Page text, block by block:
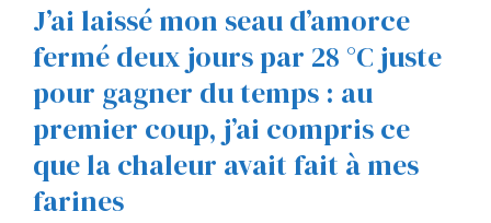
J’ai laissé mon seau d’amorce
fermé deux jours par 28 °C juste
pour gagner du temps : au
premier coup, j’ai compris ce
que la chaleur avait fait à mes
farines